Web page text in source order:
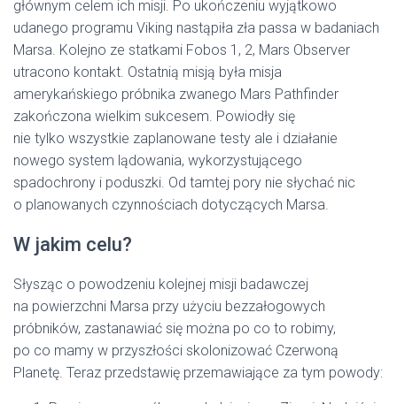
głównym celem ich misji. Po ukończeniu wyjątkowo
udanego programu Viking nastąpiła zła passa w badaniach
Marsa. Kolejno ze statkami Fobos 1, 2, Mars Observer
utracono kontakt. Ostatnią misją była misja
amerykańskiego próbnika zwanego Mars Pathfinder
zakończona wielkim sukcesem. Powiodły się
nie tylko wszystkie zaplanowane testy ale i działanie
nowego system lądowania, wykorzystującego
spadochrony i poduszki. Od tamtej pory nie słychać nic
o planowanych czynnościach dotyczących Marsa.
W jakim celu?
Słysząc o powodzeniu kolejnej misji badawczej
na powierzchni Marsa przy użyciu bezzałogowych
próbników, zastanawiać się można po co to robimy,
po co mamy w przyszłości skolonizować Czerwoną
Planetę. Teraz przedstawię przemawiające za tym powody: